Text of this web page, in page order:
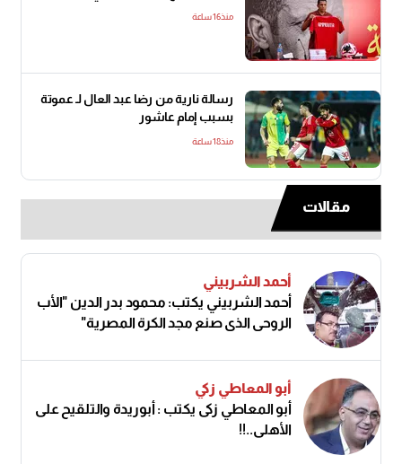
منذ16 ساعة
رسالة نارية من رضا عبد العال لـ عموتة
بسبب إمام عاشور
منذ18 ساعة
مقالات
أحمد الشربيني
أحمد الشربيني يكتب: محمود بدر الدين "الأب
الروحي الذي صنع مجد الكرة المصرية"
أبو المعاطي زكي
أبو المعاطي زكى يكتب : أبوريدة والتلقيح على
الأهلى..!!